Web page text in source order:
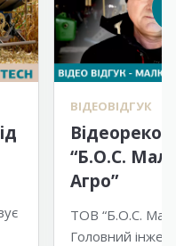
ВІДЕОВІДГУК
“Б.О.С.
Агро”
ТОВ “Б.О.С.
Головний